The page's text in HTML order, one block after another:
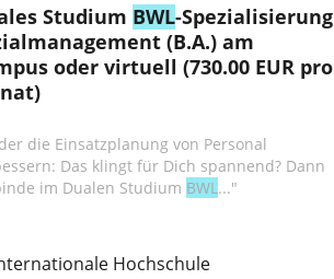
Studium BWL-Spezialisierung
(B.A.) am
oder virtuell (730.00 EUR pro
die Einsatzplanung von Personal
Das klingt für Dich spannend? Dann
im Dualen Studium BWL..."
Hochschule